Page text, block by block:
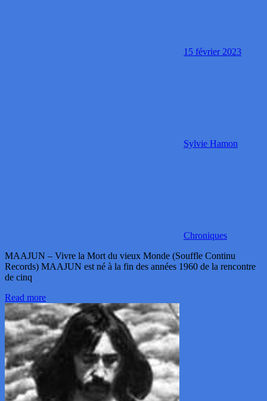
15 février 2023
Sylvie Hamon
Chroniques
MAAJUN – Vivre la Mort du vieux Monde (Souffle Continu
Records) MAAJUN est né à la fin des années 1960 de la rencontre
de cinq
Read more